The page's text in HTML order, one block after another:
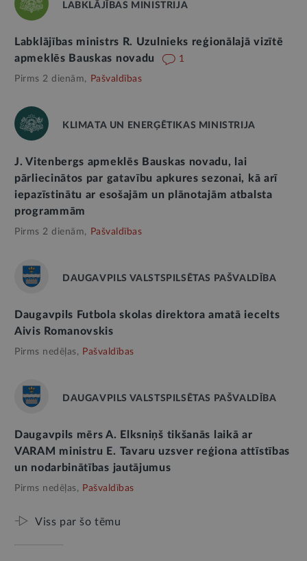
LABKLĀJĪBAS MINISTRIJA
Labklājības ministrs R. Uzulnieks reģionālajā vizītē
apmeklēs Bauskas novadu
1
Pirms 2 dienām, Pašvaldības
KLIMATA UN ENERĢĒTIKAS MINISTRIJA
J. Vitenbergs apmeklēs Bauskas novadu, lai
pārliecinātos par gatavību apkures sezonai, kā arī
iepazīstinātu ar esošajām un plānotajām atbalsta
programmām
Pirms 2 dienām, Pašvaldības
DAUGAVPILS VALSTSPILSĒTAS PAŠVALDĪBA
Daugavpils Futbola skolas direktora amatā iecelts
Aivis Romanovskis
Pirms nedēļas, Pašvaldības
DAUGAVPILS VALSTSPILSĒTAS PAŠVALDĪBA
Daugavpils mērs A. Elksniņš tikšanās laikā ar
VARAM ministru E. Tavaru uzsver reģiona attīstības
un nodarbinātības jautājumus
Pirms nedēļas, Pašvaldības
Viss par šo tēmu